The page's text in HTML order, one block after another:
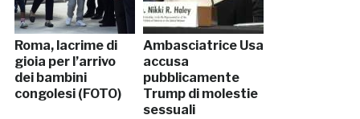
Roma, lacrime di
gioia per l’arrivo
dei bambini
congolesi (FOTO)
Ambasciatrice Usa
accusa
pubblicamente
Trump di molestie
sessuali